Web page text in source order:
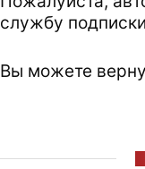
службу
Вы можете